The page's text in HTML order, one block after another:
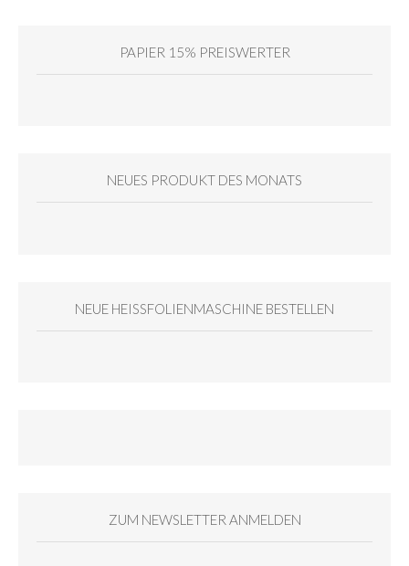
PAPIER 15% PREISWERTER
NEUES PRODUKT DES MONATS
NEUE HEISSFOLIENMASCHINE BESTELLEN
ZUM NEWSLETTER ANMELDEN